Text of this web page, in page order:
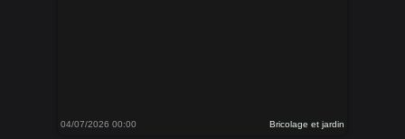
04/07/2026 00:00 Bricolage et jardin